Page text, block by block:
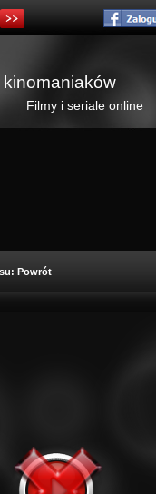
kinomaniaków
Filmy i seriale online
Powrót